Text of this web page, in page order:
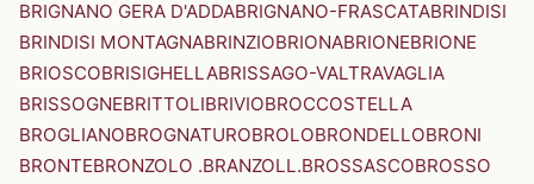
BRIGNANO GERA D'ADDABRIGNANO-FRASCATABRINDISI
BRINDISI MONTAGNABRINZIOBRIONABRIONEBRIONE
BRIOSCOBRISIGHELLABRISSAGO-VALTRAVAGLIA
BRISSOGNEBRITTOLIBRIVIOBROCCOSTELLA
BROGLIANOBROGNATUROBROLOBRONDELLOBRONI
BRONTEBRONZOLO .BRANZOLL.BROSSASCOBROSSO